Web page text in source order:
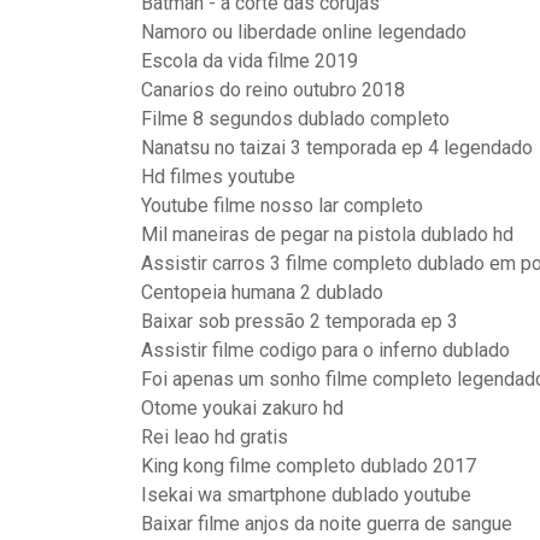
Namoro ou liberdade online legendado
Escola da vida filme 2019
Canarios do reino outubro 2018
Filme 8 segundos dublado completo
Nanatsu no taizai 3 temporada ep 4 legendado
Hd filmes youtube
Youtube filme nosso lar completo
Mil maneiras de pegar na pistola dublado hd
Assistir carros 3 filme completo dublado em
Centopeia humana 2 dublado
Baixar sob pressão 2 temporada ep 3
Assistir filme codigo para o inferno dublado
Foi apenas um sonho filme completo
Otome youkai zakuro hd
Rei leao hd gratis
King kong filme completo dublado 2017
Isekai wa smartphone dublado youtube
Baixar filme anjos da noite guerra de sangue